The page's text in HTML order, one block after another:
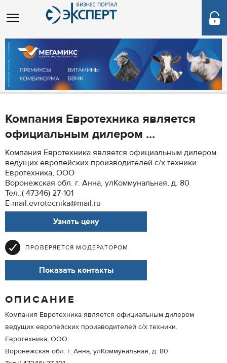
Компания Евротехника является
официальным дилером ...
Компания Евротехника является официальным дилером
ведущих европейских производителей с/х техники.
Евротехника, ООО
Воронежская обл. г. Анна, улКоммунальная, д. 80
Тел.:( 47346) 27-101
E-mail:evrotecnika@mail.ru
Узнать цену
ПРОВЕРЯЕТСЯ МОДЕРАТОРОМ
Показать контакты
ОПИСАНИЕ
Компания Евротехника является официальным дилером
ведущих европейских производителей с/х техники.
Евротехника, ООО
Воронежская обл. г. Анна, улКоммунальная, д. 80